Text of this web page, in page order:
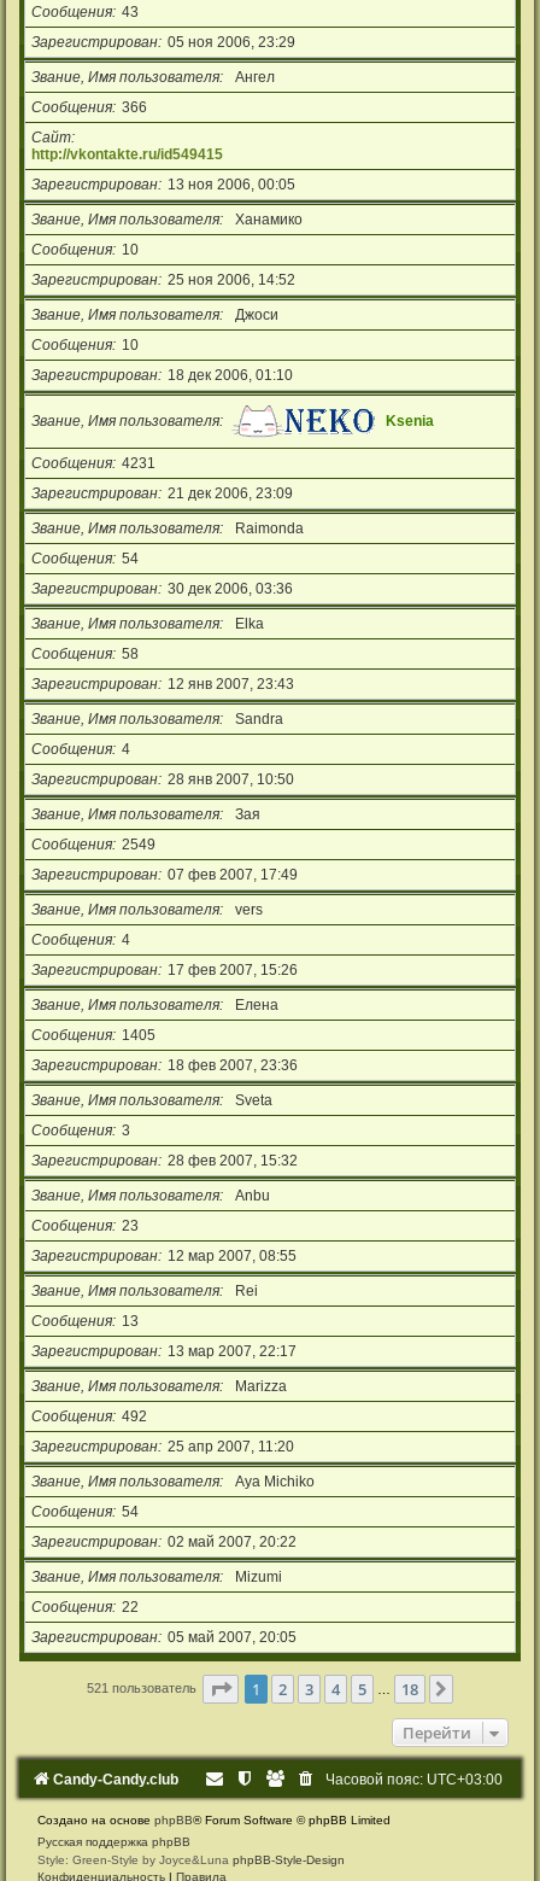
Сообщения 43
Зарегистрирован 05 ноя 2006, 23:29
Звание, Имя пользователя
Ангел
Сообщения 366
Сайт
http://vkontakte.ru/id549415
Зарегистрирован
13 ноя 2006, 00:05
Звание, Имя пользователя
Ханамико
Сообщения
10
Зарегистрирован 25 ноя 2006, 14:52
Звание, Имя пользователя
Джоси
Сообщения
10
Зарегистрирован
18 дек 2006, 01:10
Звание, Имя пользователя Ksenia
Сообщения 4231
Зарегистрирован 21 дек 2006, 23:09
Звание, Имя пользователя
Raimonda
Сообщения 54
Зарегистрирован 30 дек 2006, 03:36
Звание, Имя пользователя
Elka
Сообщения 58
Зарегистрирован
12 янв 2007, 23:43
Звание, Имя пользователя
Sandra
Сообщения 4
Зарегистрирован 28 янв 2007, 10:50
Звание, Имя пользователя
Зая
Сообщения 2549
Зарегистрирован 07 фев 2007, 17:49
Звание, Имя пользователя
vers
Сообщения 4
Зарегистрирован
17 фев 2007, 15:26
Звание, Имя пользователя
Елена
Сообщения
1405
Зарегистрирован
18 фев 2007, 23:36
Звание, Имя пользователя
Sveta
Сообщения 3
Зарегистрирован 28 фев 2007, 15:32
Звание, Имя пользователя
Anbu
Сообщения 23
Зарегистрирован
12 мар 2007, 08:55
Звание, Имя пользователя
Rei
Сообщения
13
Зарегистрирован
13 мар 2007, 22:17
Звание, Имя пользователя
Marizza
Сообщения 492
Зарегистрирован 25 апр 2007, 11:20
Звание, Имя пользователя
Aya Michiko
Сообщения 54
Зарегистрирован 02 май 2007, 20:22
Звание, Имя пользователя
Mizumi
Сообщения 22
Зарегистрирован 05 май 2007, 20:05
521 пользователь Страница из 18
1 2 3 4 5 18
Перейти
Candy-Candy.club Часовой пояс: UTC+03:00
Создано на основе phpBB® Forum Software © phpBB Limited
Русская поддержка phpBB
Style: Green-Style by Joyce&Luna phpBB-Style-Design
Конфиденциальность
Правила